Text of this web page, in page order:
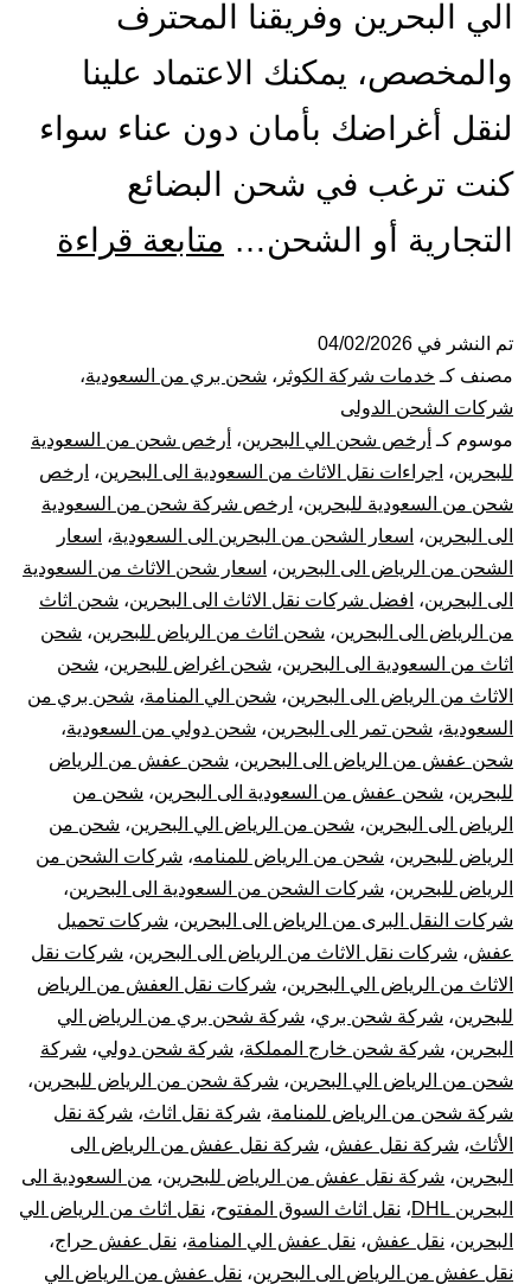
الي البحرين وفريقنا المحترف
والمخصص، يمكنك الاعتماد علينا
لنقل أغراضك بأمان دون عناء سواء
كنت ترغب في شحن البضائع
التجارية أو الشحن… متابعة قراءة
الي
|
نقل
تم النشر في 04/02/2026
مصنف كـ خدمات شركة الكوثر ، شحن بري من السعودية،
شركات الشحن الدولى
موسوم كـ أرخص شحن الي البحرين، أرخص شحن من السعودية
للبحرين، اجراءات نقل الاثاث من السعودية الى البحرين، ارخص
شحن من السعودية للبحرين، ارخص شركة شحن من السعودية
الى البحرين، اسعار الشحن من البحرين الى السعودية، اسعار
الشحن من الرياض الى البحرين، اسعار شحن الاثاث من السعودية
الى البحرين، افضل شركات نقل الاثاث الى البحرين، شحن اثاث
من الرياض الى البحرين، شحن اثاث من الرياض للبحرين، شحن
اثاث من السعودية الى البحرين، شحن اغراض للبحرين، شحن
الاثاث من الرياض الى البحرين، شحن الي المنامة، شحن بري من
السعودية، شحن تمر الى البحرين، شحن دولي من السعودية،
شحن عفش من الرياض الى البحرين، شحن عفش من الرياض
للبحرين، شحن عفش من السعودية الى البحرين، شحن من
الرياض الى البحرين، شحن من الرياض الي البحرين، شحن من
الرياض للبحرين، شحن من الرياض للمنامه، شركات الشحن من
الرياض للبحرين، شركات الشحن من السعودية الى البحرين،
شركات النقل البرى من الرياض الى البحرين، شركات تحميل
عفش، شركات نقل الاثاث من الرياض الى البحرين، شركات نقل
الاثاث من الرياض الي البحرين، شركات نقل العفش من الرياض
للبحرين، شركة شحن بري، شركة شحن بري من الرياض الي
البحرين، شركة شحن خارج المملكة، شركة شحن دولي، شركة
شحن من الرياض الي البحرين، شركة شحن من الرياض للبحرين،
شركة شحن من الرياض للمنامة، شركة نقل اثاث، شركة نقل
الأثاث، شركة نقل عفش، شركة نقل عفش من الرياض الى
البحرين، شركة نقل عفش من الرياض للبحرين، من السعودية الى
البحرين DHL
، نقل اثاث السوق المفتوح، نقل اثاث من الرياض الي
البحرين، نقل عفش، نقل عفش الي المنامة، نقل عفش حراج،
نقل عفش من الرياض الى البحرين، نقل عفش من الرياض الي